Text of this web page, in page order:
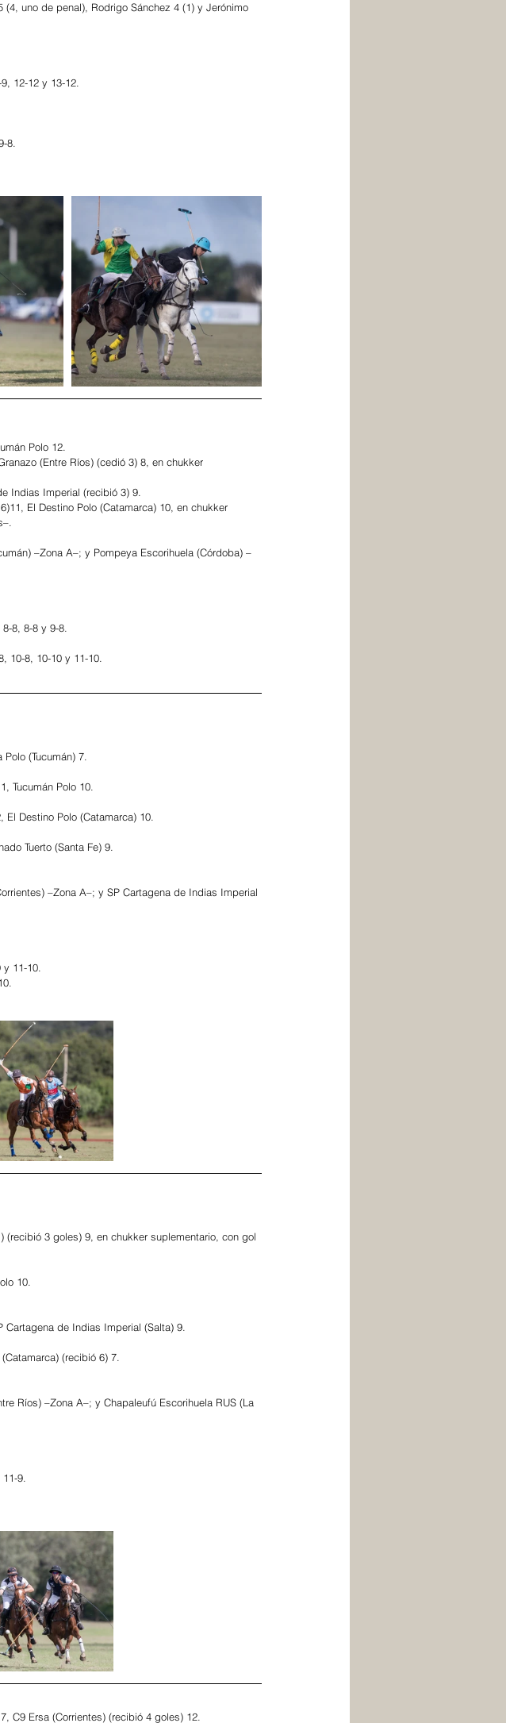
uno de penal), Rodrigo Sánchez 4 (1) y Jerónimo
12-12 y 13-12.
8.
Polo 12.
(Entre Ríos) (cedió 3) 8, en chukker
Indias Imperial (recibió 3) 9.
El Destino Polo (Catamarca) 10, en chukker
–Zona A–; y Pompeya Escorihuela (Córdoba) –
8, 8-8 y 9-8.
10-8, 10-10 y 11-10.
(Tucumán) 7.
Tucumán Polo 10.
El Destino Polo (Catamarca) 10.
Tuerto (Santa Fe) 9.
–Zona A–; y SP Cartagena de Indias Imperial
y 11-10.
(recibió 3 goles) 9, en chukker suplementario, con gol
10.
Cartagena de Indias Imperial (Salta) 9.
(recibió 6) 7.
Ríos) –Zona A–; y Chapaleufú Escorihuela RUS (La
9.
C9 Ersa (Corrientes) (recibió 4 goles) 12.